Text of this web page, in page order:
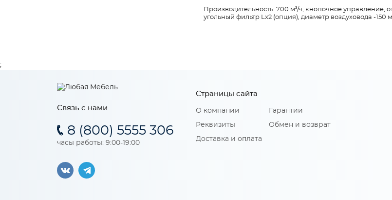
Производительность: 700 м³/ч, кнопочное управление,
угольный фильтр Lx2 (опция), диаметр воздуховода -
Связь с нами
8 (800) 5555 306
часы работы: 9:00-19:00
Страницы сайта
О компании
Реквизиты
Доставка и оплата
Гарантии
Обмен и возврат
;